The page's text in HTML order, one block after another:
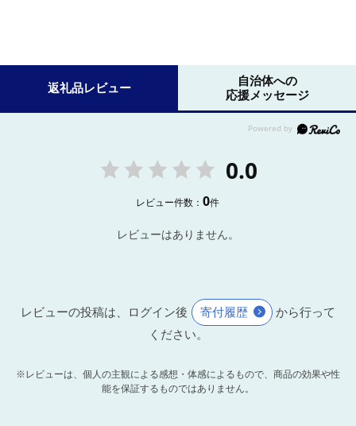
返礼品レビュー
自治体への
応援メッセージ
0.0
レビュー件数：0件
レビューはありません。
レビューの投稿は、ログイン後 寄付履歴
から行って
ください。
※レビューは、個人の主観による感想・体感によるもので、商品の効果や性
能を保証するものではありません。